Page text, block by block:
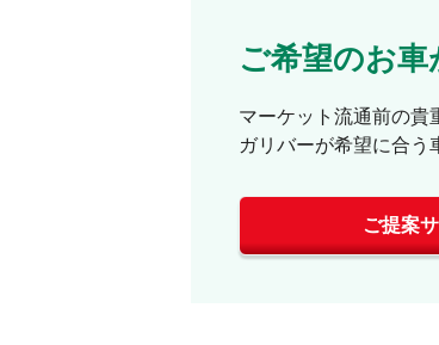
ご希望のお車
マーケット流通前の貴
ガリバーが希望に合う
ご提案